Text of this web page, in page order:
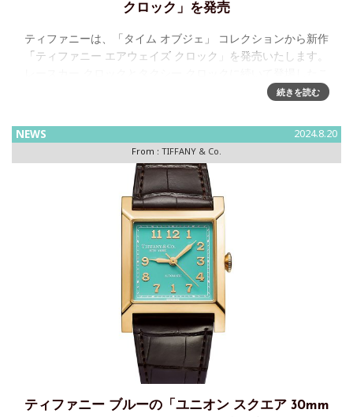
クロック」を発売
ティファニーは、「タイム オブジェ」 コレクションから新作
「ティファニー エアウェイズ クロック」を発売いたします。
の新作クロックは、卓越したスイス時計製造の伝統と1930年
続きを読む
NEWS 2024.8.20
From : TIFFANY & Co.
ティファニー ブルーの「ユニオン スクエア 30mm